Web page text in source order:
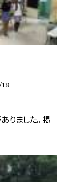
りました。 掲